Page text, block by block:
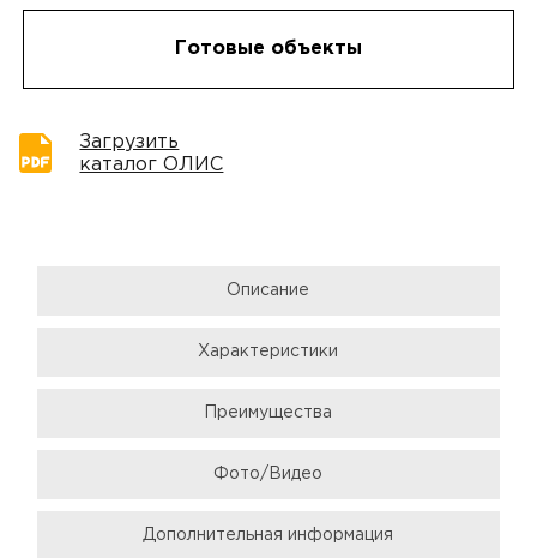
Готовые объекты
Загрузить
каталог ОЛИС
Описание
Характеристики
Преимущества
Фото/Видео
Дополнительная информация